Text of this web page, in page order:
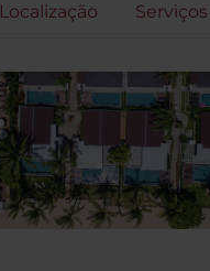
Localização Serviços